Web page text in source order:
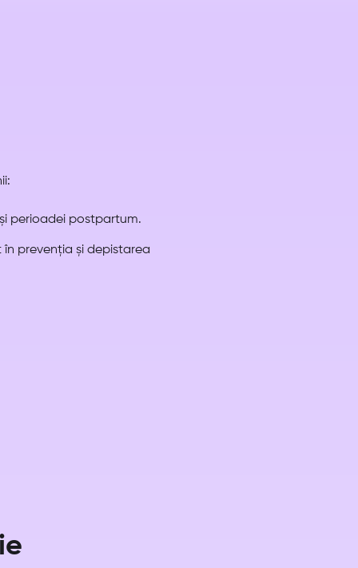
perioadei postpartum.
prevenția și depistarea